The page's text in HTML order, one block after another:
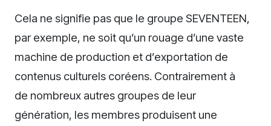
Cela ne signifie pas que le groupe SEVENTEEN,
par exemple, ne soit qu’un rouage d’une vaste
machine de production et d’exportation de
contenus culturels coréens. Contrairement à
de nombreux autres groupes de leur
génération, les membres produisent une